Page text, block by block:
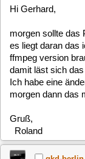
Kann es sein, das
Gruß Gerhard
clausmuus
Testbericht MLD-6.x
Dual Tuner
Reply #487 on: March
da wurden die VDR
die wieder da und
werden bei der